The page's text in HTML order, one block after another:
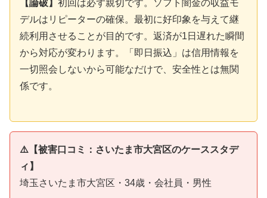
【論破】 初回は必ず親切です。ソフト闇金の収益モ
デルはリピーターの確保。最初に好印象を与えて継
続利用させることが目的です。返済が1日遅れた瞬間
から対応が変わります。「即日振込」は信用情報を
一切照会しないから可能なだけで、安全性とは無関
係です。
⚠️【被害口コミ：さいたま市大宮区のケーススタデ
ィ】
埼玉さいたま市大宮区・34歳・会社員・男性